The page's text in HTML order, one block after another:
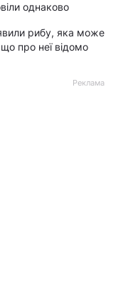
однаково
рибу, яка може
про неї відомо
Реклама